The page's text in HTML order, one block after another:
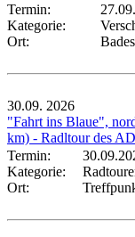
Termin:
Kategorie:
Ort:
30.09. 2026
"Fahrt ins Blaue",
km) - Radltour des
Termin:
Kategorie:
Ort: